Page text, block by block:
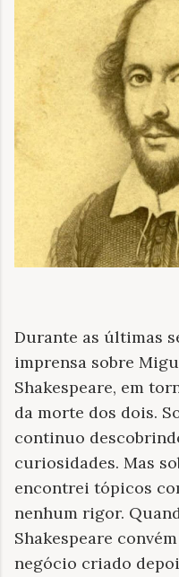
Durante as últimas
imprensa sobre
Shakespeare, em
da morte dos dois.
continuo
curiosidades. Mas
encontrei tópicos
nenhum rigor.
Shakespeare
negócio criado